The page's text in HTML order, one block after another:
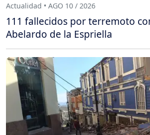
Actualidad • AGO 10 / 2026
111 fallecidos por terremoto
Abelardo de la Espriella